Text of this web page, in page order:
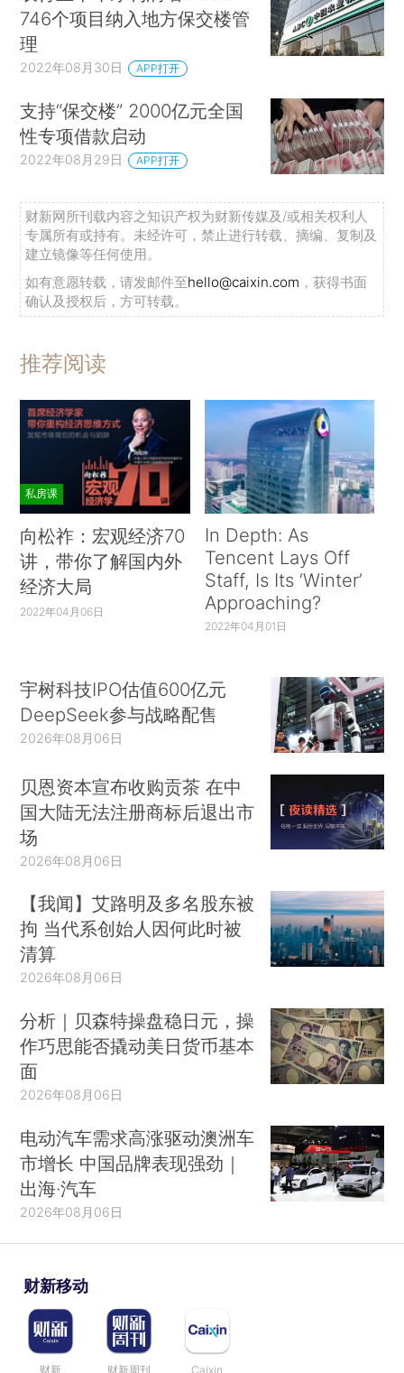
746个项目纳入地方保交楼管
理
2022年08月30日 APP打开
支持“保交楼” 2000亿元全国
性专项借款启动
2022年08月29日 APP打开
财新网所刊载内容之知识产权为财新传媒及/或相关权利人
专属所有或持有。未经许可，禁止进行转载、摘编、复制及
建立镜像等任何使用。
如有意愿转载，请发邮件至hello@caixin.com ，获得书面
确认及授权后，方可转载。
推荐阅读
私房课
向松祚：宏观经济70
讲，带你了解国内外
经济大局
2022年04月06日
In Depth: As
Tencent Lays Off
Staff, Is Its ‘Winter’
Approaching?
2022年04月01日
宇树科技IPO估值600亿元
DeepSeek参与战略配售
2026年08月06日
贝恩资本宣布收购贡茶 在中
国大陆无法注册商标后退出市
场
2026年08月06日
【我闻】艾路明及多名股东被
拘 当代系创始人因何此时被
清算
2026年08月06日
分析｜贝森特操盘稳日元，操
作巧思能否撬动美日货币基本
面
2026年08月06日
电动汽车需求高涨驱动澳洲车
市增长 中国品牌表现强劲｜
出海·汽车
2026年08月06日
财新移动
财新 财新周刊 Caixin